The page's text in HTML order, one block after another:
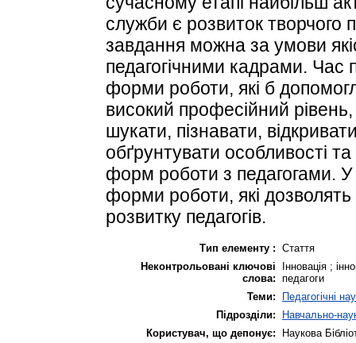
служби є розвиток творчого
завдання можна за умови
педагогічними кадрами.
форми роботи, які б
високий професійний
шукати, пізнавати,
обґрунтувати особливості
форм роботи з педагогами. У
форми роботи, які
розвитку педагогів.
Тип елементу : Стаття
Неконтрольовані ключові
слова:
Інновація ;
педагоги
Теми:
Педагогічні
Підрозділи:
Навчально-
Користувач, що депонує:
Наукова